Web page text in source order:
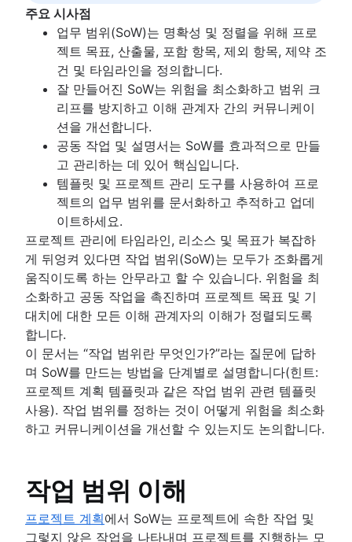
스크럼의 핵심 요소
스크럼 보드
워터폴 방법론
스크럼의 속도
준비의 정의
린 및 애자일 비교
Scrumban
린 방법론
스프린트 백로그
번업 차트
칸반 원칙
칸반 메트릭
프로그램 매니저 및 프로젝트 매니저 비교
간트 차트 예시
완료의 정의
백로그 그루밍
린 프로세스 개선
스크럼 가치
작업 범위
스크럼 도구
애자일 프로젝트 관리 도구
워크플로 자동화 소프트웨어
워크플로 자동화
프로젝트 상태 보고서
워크플로 차트
프로젝트 로드맵
주요 시사점
업무 범위(SoW)는 명확성 및 정렬을 위해 프로
젝트 목표, 산출물, 포함 항목, 제외 항목, 제약 조
건 및 타임라인을 정의합니다.
잘 만들어진 SoW는 위험을 최소화하고 범위 크
리프를 방지하고 이해 관계자 간의 커뮤니케이
션을 개선합니다.
공동 작업 및 설명서는 SoW를 효과적으로 만들
고 관리하는 데 있어 핵심입니다.
템플릿 및 프로젝트 관리 도구를 사용하여 프로
젝트의 업무 범위를 문서화하고 추적하고 업데
이트하세요.
프로젝트 관리에 타임라인, 리소스 및 목표가 복잡하
게 뒤엉켜 있다면 작업 범위(SoW)는 모두가 조화롭게
움직이도록 하는 안무라고 할 수 있습니다. 위험을 최
소화하고 공동 작업을 촉진하며 프로젝트 목표 및 기
대치에 대한 모든 이해 관계자의 이해가 정렬되도록
합니다.
이 문서는 “작업 범위란 무엇인가?”라는 질문에 답하
며 SoW를 만드는 방법을 단계별로 설명합니다(힌트:
프로젝트 계획 템플릿과 같은 작업 범위 관련 템플릿
사용). 작업 범위를 정하는 것이 어떻게 위험을 최소화
하고 커뮤니케이션을 개선할 수 있는지도 논의합니다.
작업 범위 이해
프로젝트 계획에서 SoW는 프로젝트에 속한 작업 및
그렇지 않은 작업을 나타내며 프로젝트를 진행하는 모